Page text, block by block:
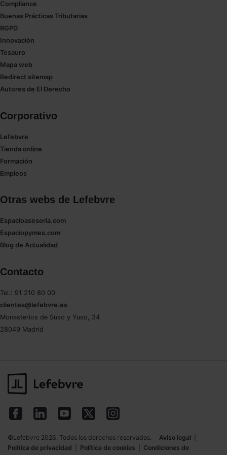
navegador. Si no seleccionas ninguna utilizaremos
las que sean indispensables para la navegación.
Saber más acerca de las cookies
Compliance
Buenas Prácticas Tributarias
RGPD
Innovación
Tesauro
Mapa web
Redirect sitemap
Autores de El Derecho
Corporativo
Lefebvre
Tienda online
Formación
Empleos
Otras webs de Lefebvre
Espacioasesoria.com
Espaciopymes.com
Blog de Actualidad
Contacto
Tel.: 91 210 80 00
clientes@lefebvre.es
Monasterios de Suso y Yuso, 34
28049 Madrid
©Lefebvre 2026. Todos los derechos reservados. Aviso legal
Política de privacidad
Política de cookies
Condiciones de